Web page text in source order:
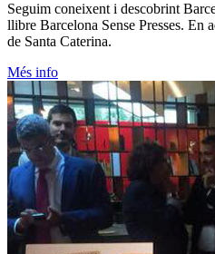
Seguim coneixent i descobrint
llibre Barcelona Sense Presses. En
de Santa Caterina.
Més info